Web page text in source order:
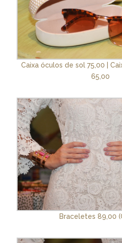
Caixa óculos de sol 75,00 |
65,00
Braceletes 89,00